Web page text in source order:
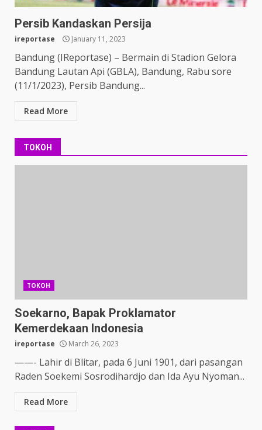
Persib Kandaskan Persija
ireportase January 11, 2023
Bandung (IReportase) – Bermain di Stadion Gelora
Bandung Lautan Api (GBLA), Bandung, Rabu sore
(11/1/2023), Persib Bandung...
Read More
TOKOH
TOKOH
Soekarno, Bapak Proklamator
Kemerdekaan Indonesia
ireportase March 26, 2023
——- Lahir di Blitar, pada 6 Juni 1901, dari pasangan
Raden Soekemi Sosrodihardjo dan Ida Ayu Nyoman...
Read More